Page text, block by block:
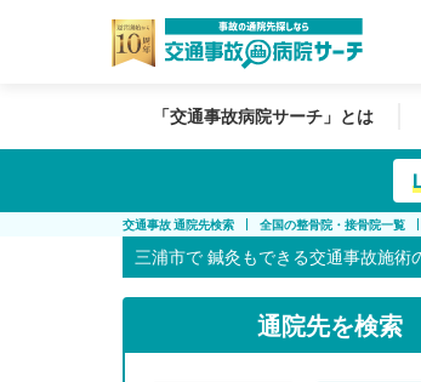
「交通事故病院サーチ」とは
交通事故 通院先検索 全国の整骨院・接骨院一覧
三浦市で 鍼灸もできる交通事故施術
通院先を検索